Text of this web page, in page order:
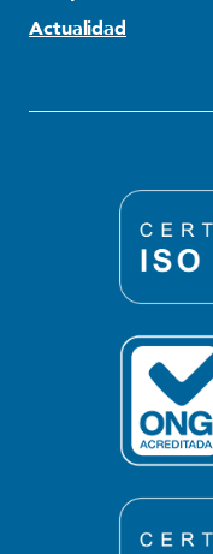
Actualidad